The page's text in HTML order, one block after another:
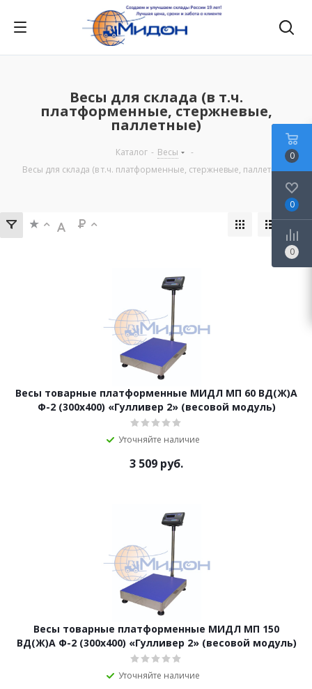
Весы для склада (в т.ч.
платформенные, стержневые,
паллетные)
Каталог - Весы
-
Весы для склада (в т.ч. платформенные, стержневые, паллетные)
Весы товарные платформенные МИДЛ МП 60 ВД(Ж)А
Ф-2 (300х400) «Гулливер 2» (весовой модуль)
Уточняйте наличие
3 509 руб.
Весы товарные платформенные МИДЛ МП 150
ВД(Ж)А Ф-2 (300х400) «Гулливер 2» (весовой модуль)
Уточняйте наличие
0
0
0